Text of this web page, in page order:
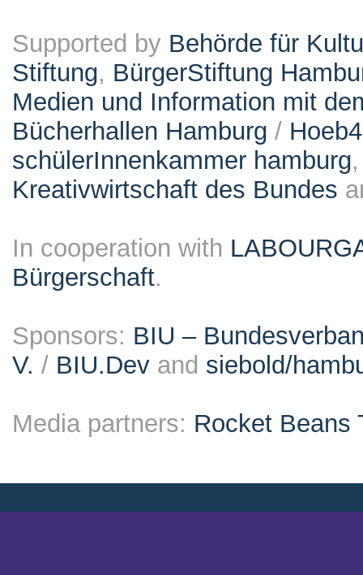
Supported by Behörde für
Stiftung, BürgerStiftung
Medien und Information mit
Bücherhallen Hamburg /
schülerInnenkammer hamburg
Kreativwirtschaft des Bundes
In cooperation with
Bürgerschaft.
Sponsors: BIU –
V. / BIU.Dev and siebold/
Media partners: Rocket Beans